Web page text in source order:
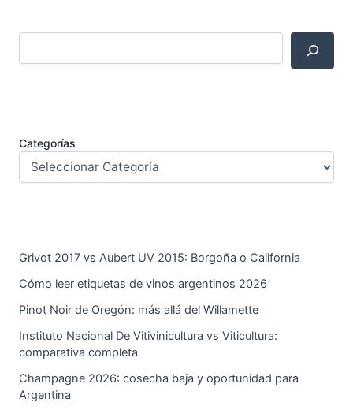
Categorías
Grivot 2017 vs Aubert UV 2015: Borgoña o California
Cómo leer etiquetas de vinos argentinos 2026
Pinot Noir de Oregón: más allá del Willamette
Instituto Nacional De Vitivinicultura vs Viticultura:
comparativa completa
Champagne 2026: cosecha baja y oportunidad para
Argentina